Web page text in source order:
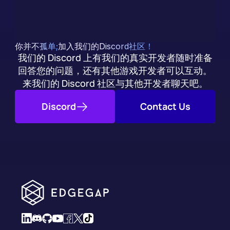
你并不孤单;加入我们的Discord社区！
我们的 Discord 上有我们的真实开发者随时准备
回答您的问题，还有其他游戏开发者可以互动。
来我们的 Discord 社区与其他开发者聊天吧。
Discord
Contact Us